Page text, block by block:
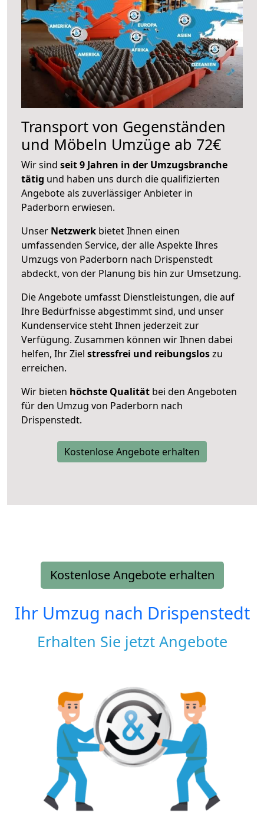
Transport von Gegenständen
und Möbeln Umzüge ab 72€
Wir sind seit 9 Jahren in der Umzugsbranche
tätig und haben uns durch die qualifizierten
Angebote als zuverlässiger Anbieter in
Paderborn erwiesen.
Unser Netzwerk bietet Ihnen einen
umfassenden Service, der alle Aspekte Ihres
Umzugs von Paderborn nach Drispenstedt
abdeckt, von der Planung bis hin zur Umsetzung.
Die Angebote umfasst Dienstleistungen, die auf
Ihre Bedürfnisse abgestimmt sind, und unser
Kundenservice steht Ihnen jederzeit zur
Verfügung. Zusammen können wir Ihnen dabei
helfen, Ihr Ziel stressfrei und reibungsloszu
erreichen.
Wir bieten höchste Qualität bei den Angeboten
für den Umzug von Paderborn nach
Drispenstedt.
Kostenlose Angebote erhalten
Kostenlose Angebote erhalten
Ihr Umzug nach Drispenstedt
Erhalten Sie jetzt Angebote